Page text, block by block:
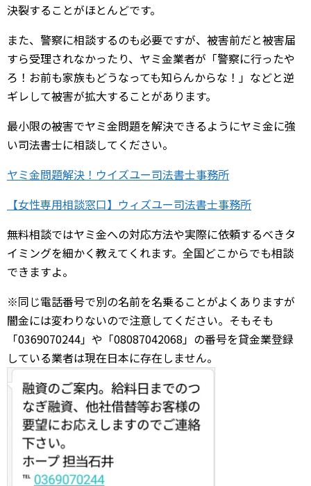
決裂することがほとんどです。
また、警察に相談するのも必要ですが、被害前だと被害届
すら受理されなかったり、ヤミ金業者が「警察に行ったや
ろ！お前も家族もどうなっても知らんからな！」などと逆
ギレして被害が拡大することがあります。
最小限の被害でヤミ金問題を解決できるようにヤミ金に強
い司法書士に相談してください。
ヤミ金問題解決！ウイズユー司法書士事務所
【女性専用相談窓口】ウィズユー司法書士事務所
無料相談ではヤミ金への対応方法や実際に依頼するべきタ
イミングを細かく教えてくれます。全国どこからでも相談
できますよ。
※同じ電話番号で別の名前を名乗ることがよくありますが
闇金には変わりないので注意してください。そもそも
「0369070244」や「08087042068」の番号を貸金業登録
している業者は現在日本に存在しません。